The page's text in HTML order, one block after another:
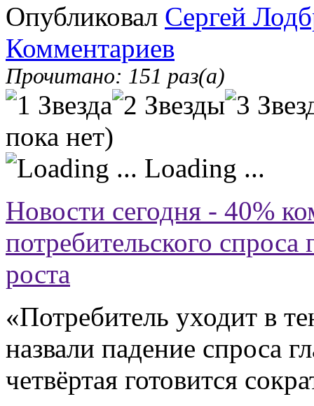
Опубликовал Сергей
Комментариев
Прочитано: 151 раз(а)
пока нет)
Loading ...
Новости сегодня - 40%
потребительского
роста
«Потребитель уходит в
назвали падение спроса
четвёртая готовится